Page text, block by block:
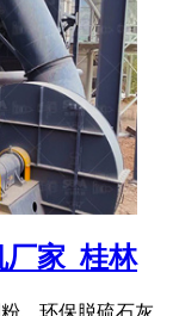
家_桂林
、环保脱硫石灰